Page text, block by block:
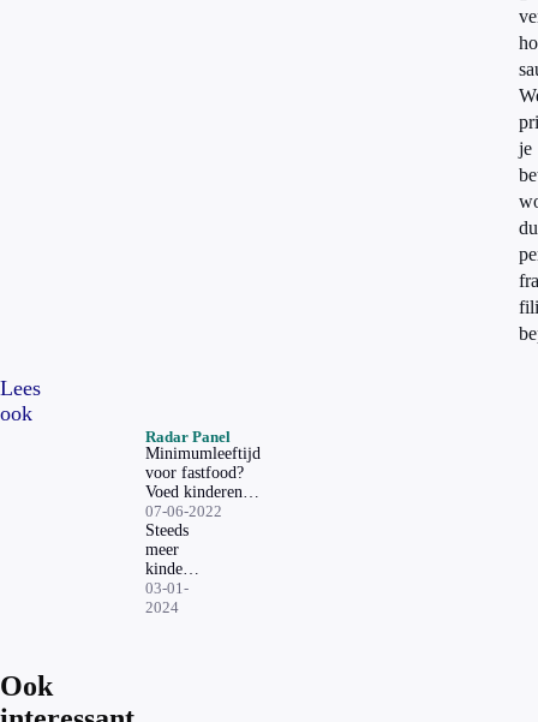
je
Lees
ook
Radar Panel
Minimumleeftijd
voor fastfood?
Voed kinderen
liever fatsoenlijk
op, zeggen veel
mensen
07-06-2022
Steeds
meer
kinderen
met
diabetes:
03-01-
2024
Ook